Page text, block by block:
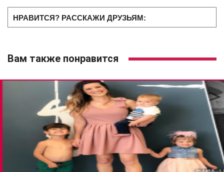
НРАВИТСЯ? РАССКАЖИ ДРУЗЬЯМ:
Вам также понравится